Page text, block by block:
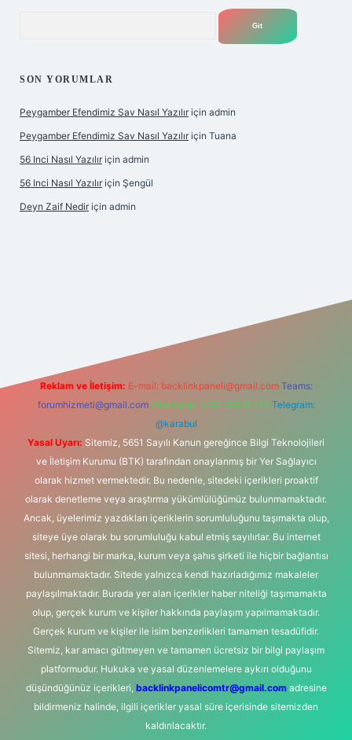
SON YORUMLAR
Peygamber Efendimiz Sav Nasıl Yazılır için admin
Peygamber Efendimiz Sav Nasıl Yazılır için Tuana
56 Inci Nasıl Yazılır için admin
56 Inci Nasıl Yazılır için Şengül
Deyn Zaif Nedir için admin
Reklam ve İletişim: E-mail: backlinkpaneli@gmail.com Teams:
forumhizmeti@gmail.com Whatsapp: 0262 606 0 726 Telegram:
@karabul
Yasal Uyarı: Sitemiz, 5651 Sayılı Kanun gereğince Bilgi Teknolojileri
ve İletişim Kurumu (BTK) tarafından onaylanmış bir Yer Sağlayıcı
olarak hizmet vermektedir. Bu nedenle, sitedeki içerikleri proaktif
olarak denetleme veya araştırma yükümlülüğümüz bulunmamaktadır.
Ancak, üyelerimiz yazdıkları içeriklerin sorumluluğunu taşımakta olup,
siteye üye olarak bu sorumluluğu kabul etmiş sayılırlar. Bu internet
sitesi, herhangi bir marka, kurum veya şahıs şirketi ile hiçbir bağlantısı
bulunmamaktadır. Sitede yalnızca kendi hazırladığımız makaleler
paylaşılmaktadır. Burada yer alan içerikler haber niteliği taşımamakta
olup, gerçek kurum ve kişiler hakkında paylaşım yapılmamaktadır.
Gerçek kurum ve kişiler ile isim benzerlikleri tamamen tesadüfidir.
Sitemiz, kar amacı gütmeyen ve tamamen ücretsiz bir bilgi paylaşım
platformudur. Hukuka ve yasal düzenlemelere aykırı olduğunu
düşündüğünüz içerikleri, backlinkpanelicomtr@gmail.comadresine
bildirmeniz halinde, ilgili içerikler yasal süre içerisinde sitemizden
kaldırılacaktır.